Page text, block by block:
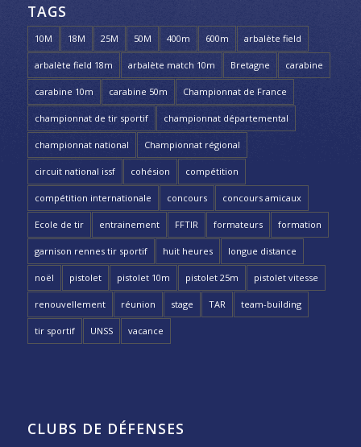
TAGS
10M 18M 25M 50M 400m 600m arbalète field
arbalète field 18m arbalète match 10m Bretagne carabine
carabine 10m carabine 50m Championnat de France
championnat de tir sportif championnat départemental
championnat national Championnat régional
circuit national issf cohésion compétition
compétition internationale concours concours amicaux
Ecole de tir entrainement FFTIR formateurs formation
garnison rennes tir sportif huit heures longue distance
noël pistolet pistolet 10m pistolet 25m pistolet vitesse
renouvellement réunion stage TAR team-building
tir sportif UNSS vacance
CLUBS DE DÉFENSES